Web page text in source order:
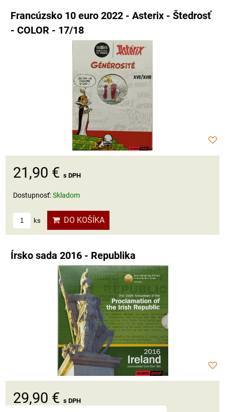
Francúzsko 10 euro 2022 - Asterix - Štedrosť
- COLOR - 17/18
21,90 € s DPH
Dostupnosť:Skladom
ks DO KOŠÍKA
Írsko sada 2016 - Republika
29,90 € s DPH